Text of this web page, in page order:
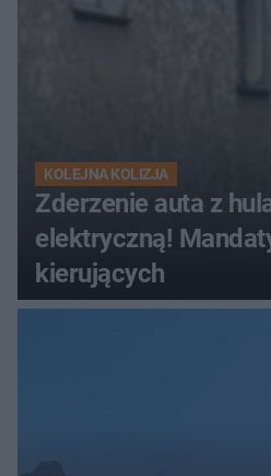
KOLEJNA KOLIZJA
Zderzenie auta z
elektryczną!
kierujących